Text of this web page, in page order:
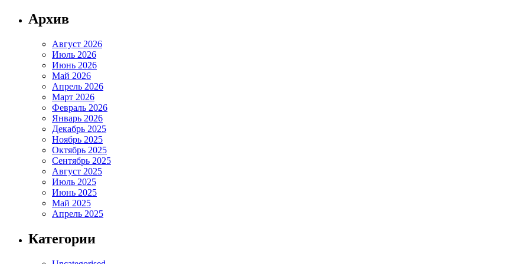
Архив
Август 2026
Июль 2026
Июнь 2026
Май 2026
Апрель 2026
Март 2026
Февраль 2026
Январь 2026
Декабрь 2025
Ноябрь 2025
Октябрь 2025
Сентябрь 2025
Август 2025
Июль 2025
Июнь 2025
Май 2025
Апрель 2025
Категории